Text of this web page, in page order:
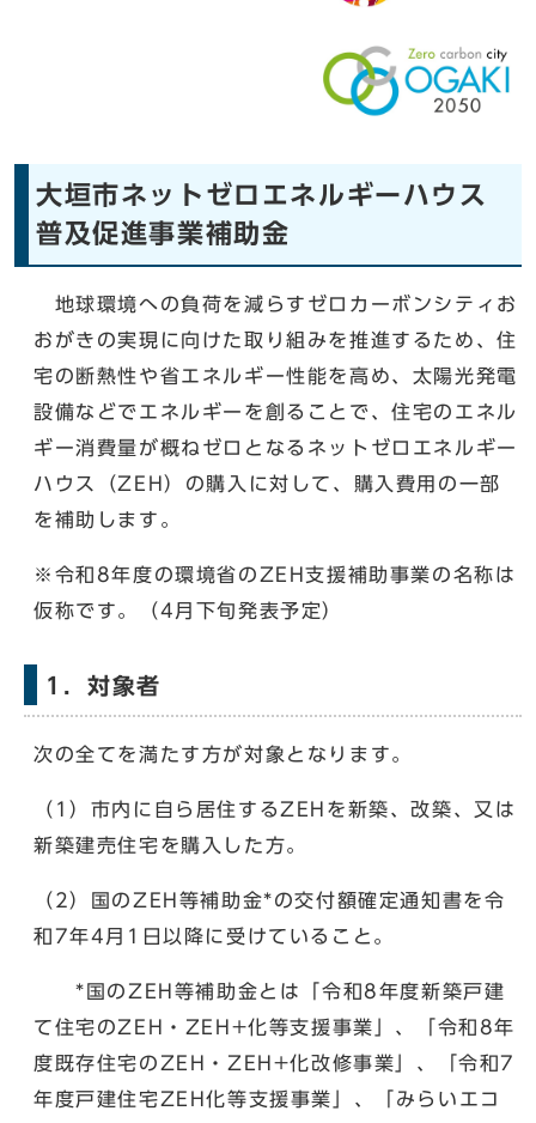
大垣市ネットゼロエネルギーハウス
普及促進事業補助金
地球環境への負荷を減らすゼロカーボンシティお
おがきの実現に向けた取り組みを推進するため、住
宅の断熱性や省エネルギー性能を高め、太陽光発電
設備などでエネルギーを創ることで、住宅のエネル
ギー消費量が概ねゼロとなるネットゼロエネルギー
ハウス（ZEH）の購入に対して、購入費用の一部
を補助します。
※令和8年度の環境省のZEH支援補助事業の名称は
仮称です。（4月下旬発表予定）
1．対象者
次の全てを満たす方が対象となります。
（1）市内に自ら居住するZEHを新築、改築、又は
新築建売住宅を購入した方。
（2）国のZEH等補助金*の交付額確定通知書を令
和7年4月1日以降に受けていること。
*国のZEH等補助金とは「令和8年度新築戸建
て住宅のZEH・ZEH+化等支援事業」、「令和8年
度既存住宅のZEH・ZEH+化改修事業」、「令和7
年度戸建住宅ZEH化等支援事業」、「みらいエコ